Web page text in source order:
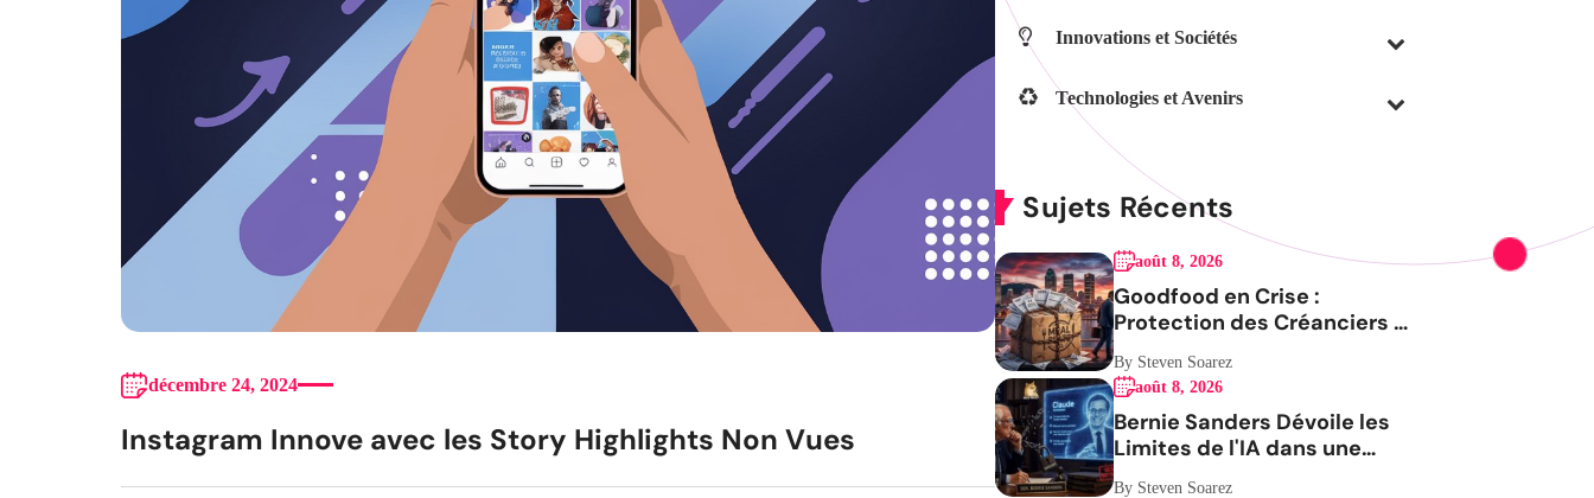
décembre 24, 2024
Instagram Innove avec les Story Highlights Non Vues
Innovations et Sociétés
Technologies et Avenirs
Sujets Récents
août 8, 2026
Goodfood en Crise :
Protection des Créanciers et
Avenir Incertain
By Steven Soarez
août 8, 2026
Bernie Sanders Dévoile les
Limites de l'IA dans une
Vidéo Virale
By Steven Soarez